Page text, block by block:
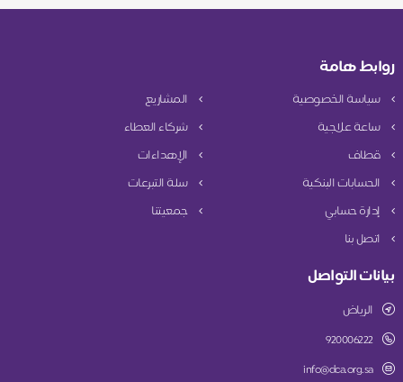
روابط هامة
سياسة الخصوصية
المشاريع
ساعة علاجية
شركاء العطاء
قطاف
الإهداءات
الحسابات البنكية
سلة التبرعات
إدارة حسابي
جمعيتنا
اتصل بنا
بيانات التواصل
الرياض
920006222
info@dca.org.sa